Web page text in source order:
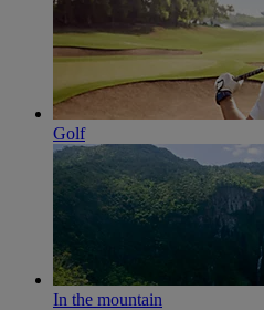
Golf
In the mountain